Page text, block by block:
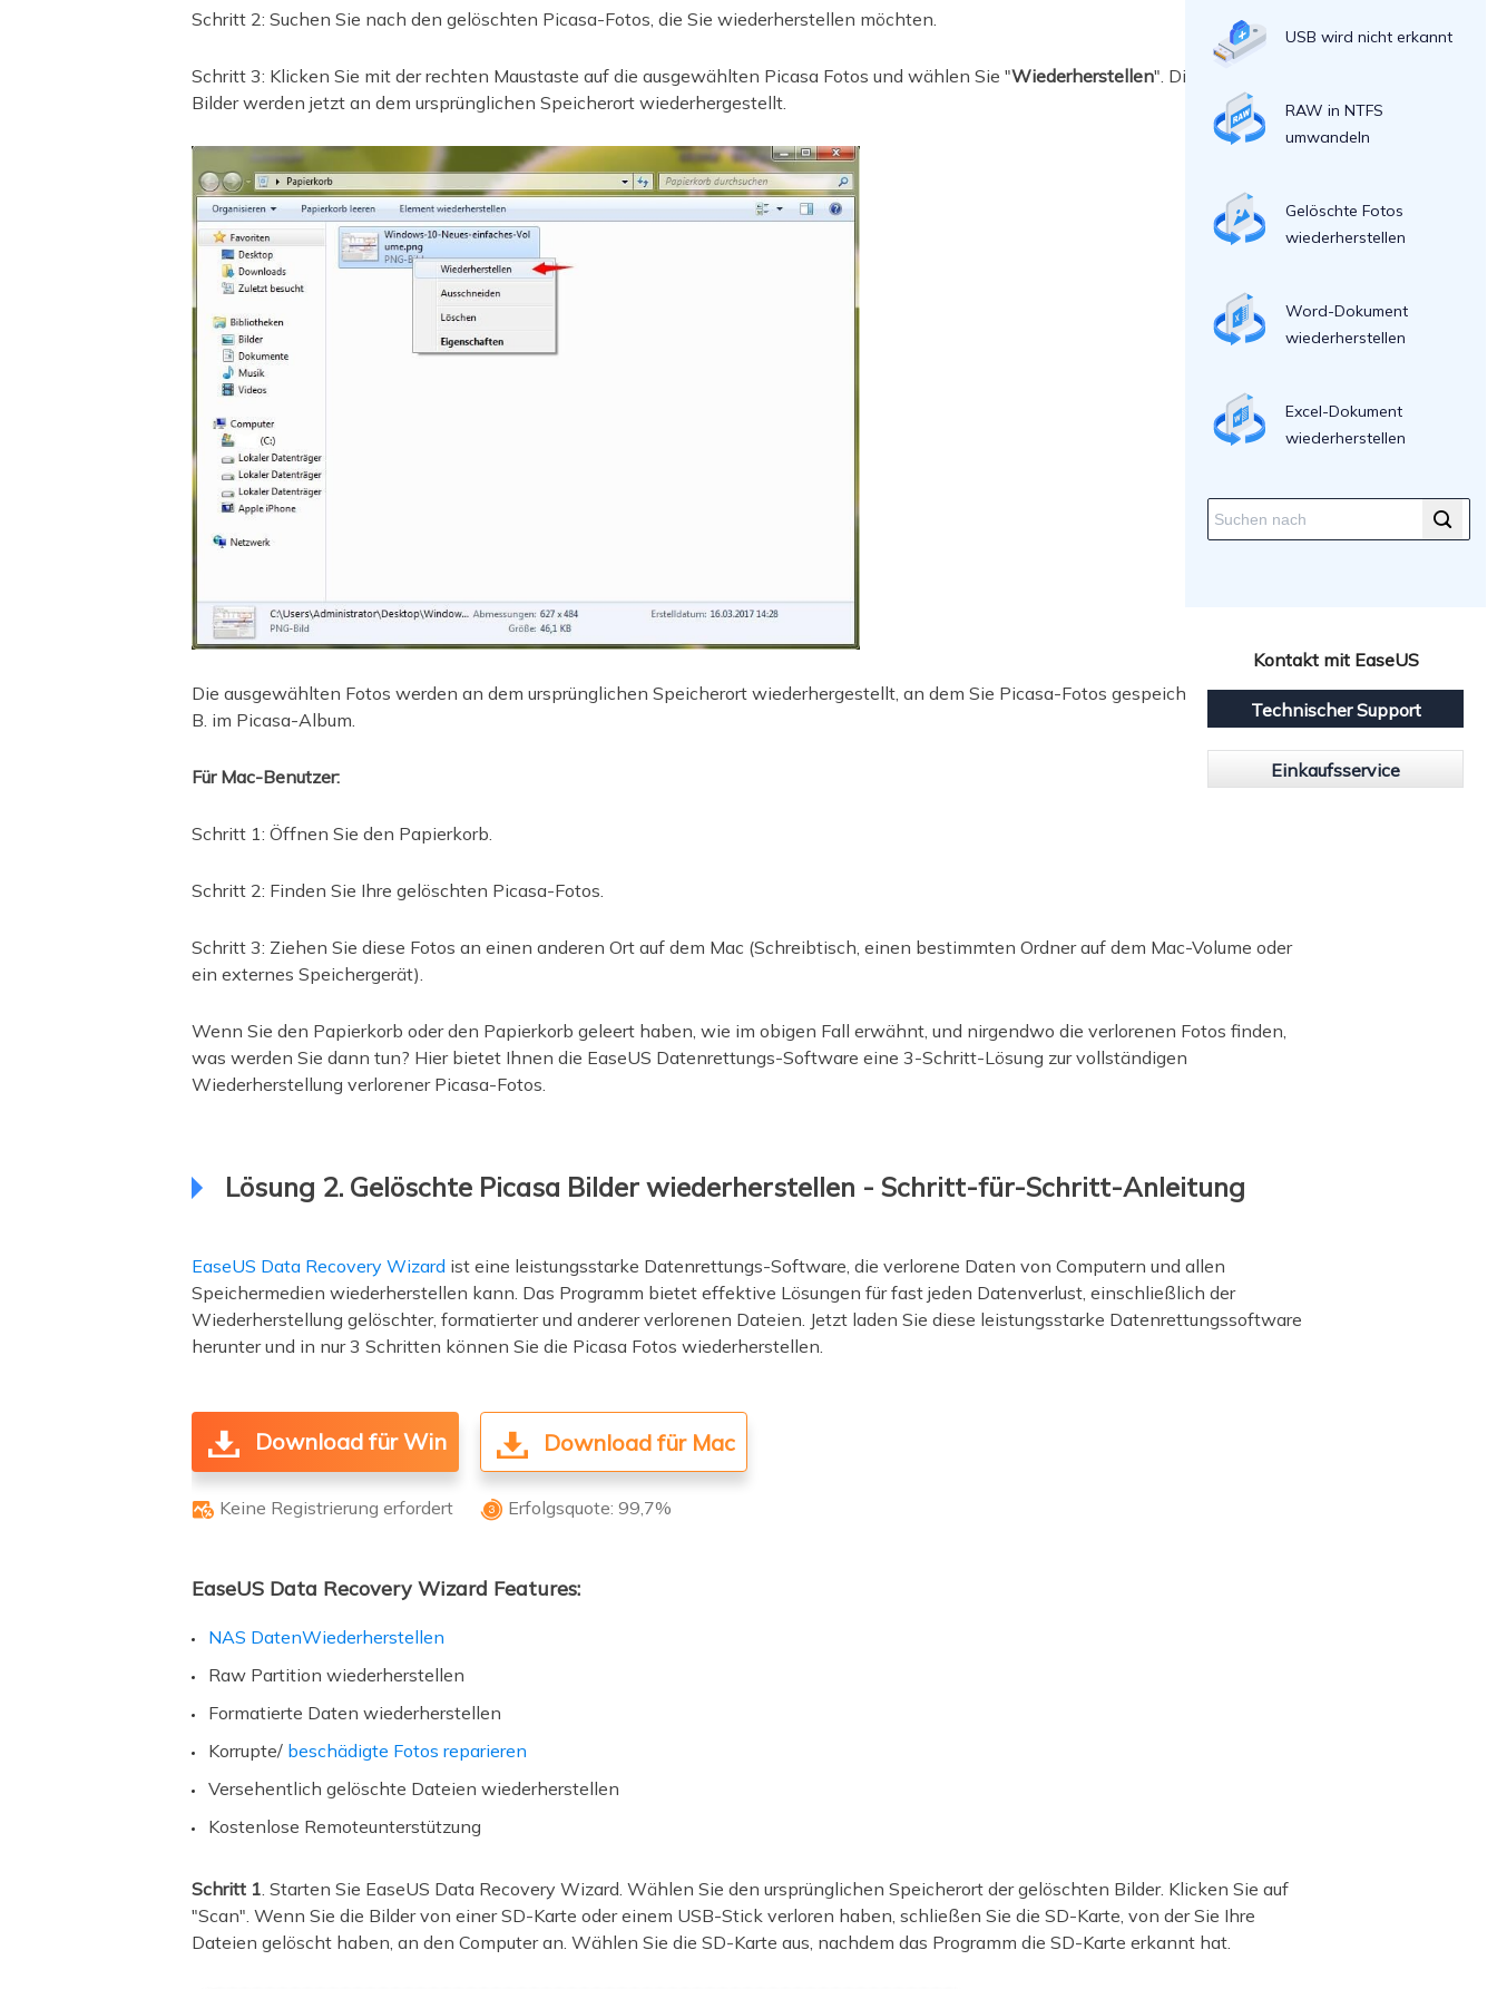
Schritt 2: Suchen Sie nach den gelöschten Picasa-Fotos, die Sie wiederherstellen möchten.
Schritt 3: Klicken Sie mit der rechten Maustaste auf die ausgewählten Picasa Fotos und wählen Sie "Wiederherstellen". Die gelöschten
Bilder werden jetzt an dem ursprünglichen Speicherort wiederhergestellt.
Die ausgewählten Fotos werden an dem ursprünglichen Speicherort wiederhergestellt, an dem Sie Picasa-Fotos gespeichert haben, z.
B. im Picasa-Album.
Für Mac-Benutzer:
Schritt 1: Öffnen Sie den Papierkorb.
Schritt 2: Finden Sie Ihre gelöschten Picasa-Fotos.
Schritt 3: Ziehen Sie diese Fotos an einen anderen Ort auf dem Mac (Schreibtisch, einen bestimmten Ordner auf dem Mac-Volume oder
ein externes Speichergerät).
Wenn Sie den Papierkorb oder den Papierkorb geleert haben, wie im obigen Fall erwähnt, und nirgendwo die verlorenen Fotos finden,
was werden Sie dann tun? Hier bietet Ihnen die EaseUS Datenrettungs-Software eine 3-Schritt-Lösung zur vollständigen
Wiederherstellung verlorener Picasa-Fotos.
Lösung 2. Gelöschte Picasa Bilder wiederherstellen - Schritt-für-Schritt-Anleitung
EaseUS Data Recovery Wizard ist eine leistungsstarke Datenrettungs-Software, die verlorene Daten von Computern und allen
Speichermedien wiederherstellen kann. Das Programm bietet effektive Lösungen für fast jeden Datenverlust, einschließlich der
Wiederherstellung gelöschter, formatierter und anderer verlorenen Dateien. Jetzt laden Sie diese leistungsstarke Datenrettungssoftware
herunter und in nur 3 Schritten können Sie die Picasa Fotos wiederherstellen.
Download für Win
 Keine Registrierung erfordert
Download für Mac
 Erfolgsquote: 99,7%
EaseUS Data Recovery Wizard Features:
NAS DatenWiederherstellen
Raw Partition wiederherstellen
Formatierte Daten wiederherstellen
Korrupte/ beschädigte Fotos reparieren
Versehentlich gelöschte Dateien wiederherstellen
Kostenlose Remoteunterstützung
Schritt 1. Starten Sie EaseUS Data Recovery Wizard. Wählen Sie den ursprünglichen Speicherort der gelöschten Bilder. Klicken Sie auf
"Scan". Wenn Sie die Bilder von einer SD-Karte oder einem USB-Stick verloren haben, schließen Sie die SD-Karte, von der Sie Ihre
Dateien gelöscht haben, an den Computer an. Wählen Sie die SD-Karte aus, nachdem das Programm die SD-Karte erkannt hat.
USB wird nicht erkannt
RAW in NTFS
umwandeln
Gelöschte Fotos
wiederherstellen
Word-Dokument
wiederherstellen
Excel-Dokument
wiederherstellen
Kontakt mit EaseUS
Technischer Support
Einkaufsservice